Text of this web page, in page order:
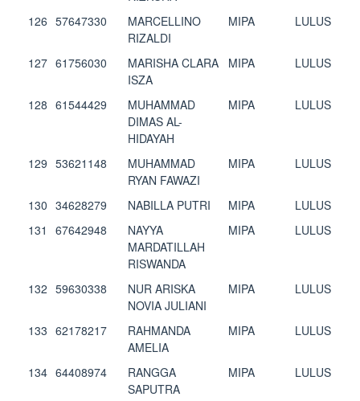
126 57647330
MARCELLINO
RIZALDI
MIPA LULUS
127 61756030
MARISHA CLARA
ISZA
MIPA LULUS
128 61544429
MUHAMMAD
DIMAS AL-
HIDAYAH
MIPA LULUS
129 53621148
MUHAMMAD
RYAN FAWAZI
MIPA LULUS
130 34628279 NABILLA PUTRI MIPA
LULUS
131
67642948
NAYYA
MARDATILLAH
RISWANDA
MIPA LULUS
132 59630338
NUR ARISKA
NOVIA JULIANI
MIPA LULUS
133 62178217
RAHMANDA
AMELIA
MIPA LULUS
134 64408974
RANGGA
SAPUTRA
MIPA LULUS